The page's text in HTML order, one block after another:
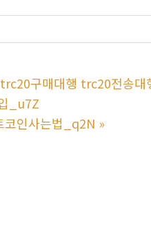
trc20구매대행 trc20전송
_u7Z
인사는법_q2N »